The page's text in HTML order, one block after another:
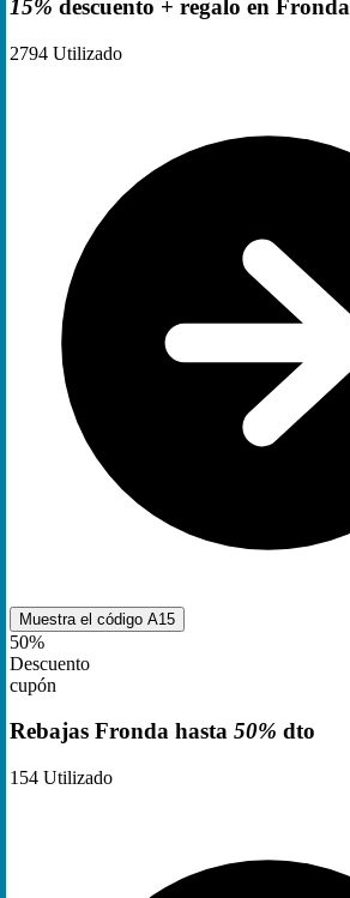
15% descuento + regalo en Fronda
2794 Utilizado
Muestra el código A15
50%
Descuento
cupón
Rebajas Fronda hasta 50% dto
154 Utilizado